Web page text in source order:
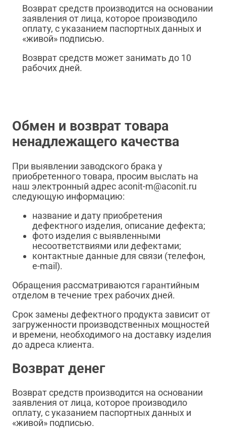
Возврат средств производится на основании
заявления от лица, которое производило
оплату, с указанием паспортных данных и
«живой» подписью.
Возврат средств может занимать до 10
рабочих дней.
Обмен и возврат товара
ненадлежащего качества
При выявлении заводского брака у
приобретенного товара, просим выслать на
наш электронный адрес aconit-m@aconit.ru
следующую информацию:
название и дату приобретения
дефектного изделия, описание дефекта;
фото изделия с выявленными
несоответствиями или дефектами;
контактные данные для связи (телефон,
e-mail).
Обращения рассматриваются гарантийным
отделом в течение трех рабочих дней.
Срок замены дефектного продукта зависит от
загруженности производственных мощностей
и времени, необходимого на доставку изделия
до адреса клиента.
Возврат денег
Возврат средств производится на основании
заявления от лица, которое производило
оплату, с указанием паспортных данных и
«живой» подписью.